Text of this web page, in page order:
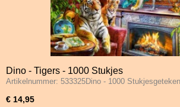
Dino - Tigers - 1000 Stukjes
Artikelnummer: 533325Dino - 1000
€ 14,95